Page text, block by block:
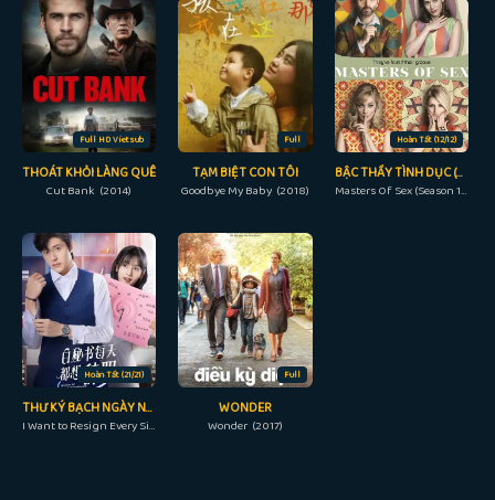
Full HD Vietsub
THOÁT KHỎI LÀNG QUÊ
Cut Bank (2014)
Full
TẠM BIỆT CON TÔI
Goodbye My Baby (2018)
Hoàn Tất (12/12)
BẬC THẦY TÌNH DỤC (PHẦN 1)
Masters Of Sex (Season 1) (2013)
Hoàn Tất (21/21)
THƯ KÝ BẠCH NGÀY NÀO CŨNG MUỐN TỪ CHỨC
I Want to Resign Every Single Day (2022)
Full
WONDER
Wonder (2017)